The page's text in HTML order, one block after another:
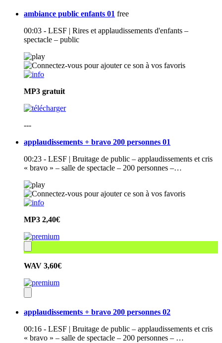
ambiance public enfants 01 free
00:03 - LESF | Rires et applaudissements d'enfants –
spectacle – public
MP3 gratuit
---
applaudissements + bravo 200 personnes 01
00:23 - LESF | Bruitage de public – applaudissements et cris
« bravo » – salle de spectacle – 200 personnes –…
MP3 2,40€
WAV 3,60€
applaudissements + bravo 200 personnes 02
00:16 - LESF | Bruitage de public – applaudissements et cris
« bravo » – salle de spectacle – 200 personnes – …